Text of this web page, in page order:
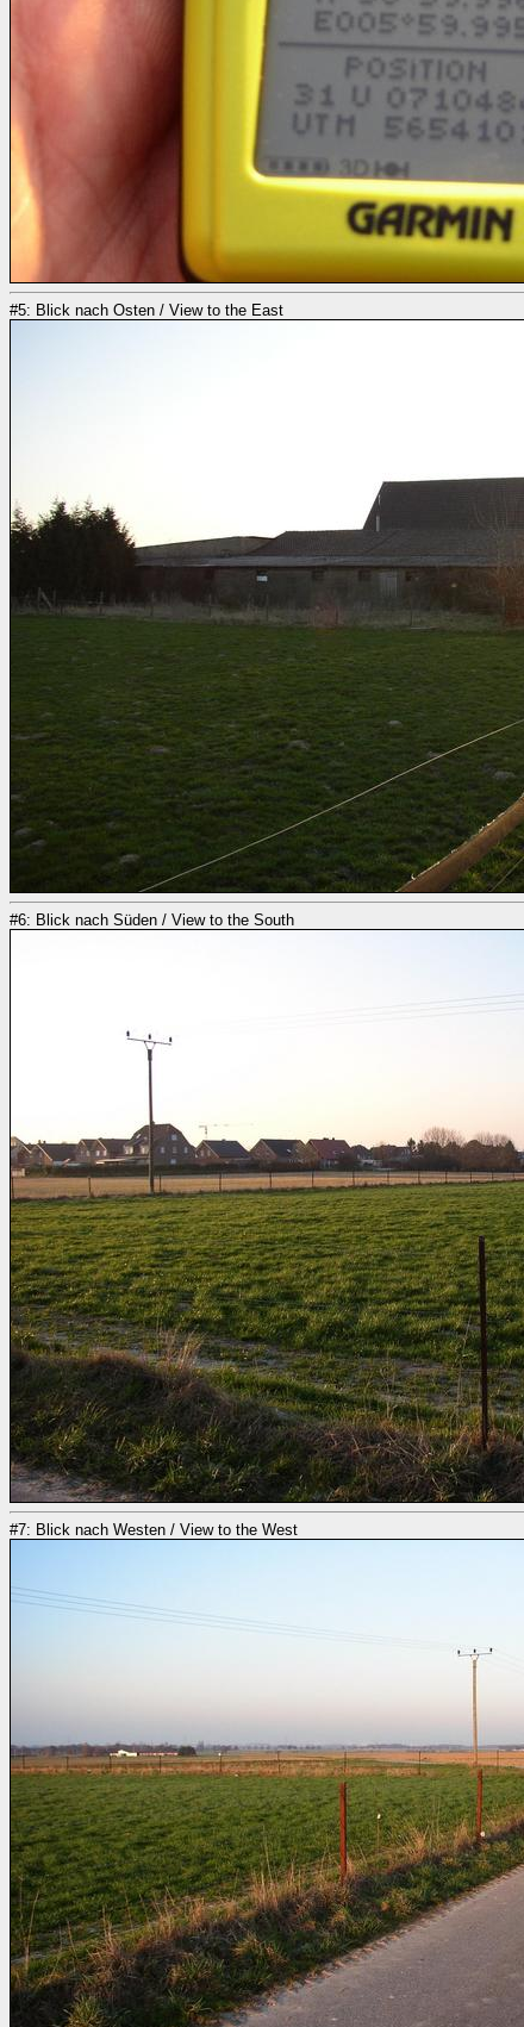
#5: Blick nach Osten / View to the East
#6: Blick nach Süden / View to the South
#7: Blick nach Westen / View to the West